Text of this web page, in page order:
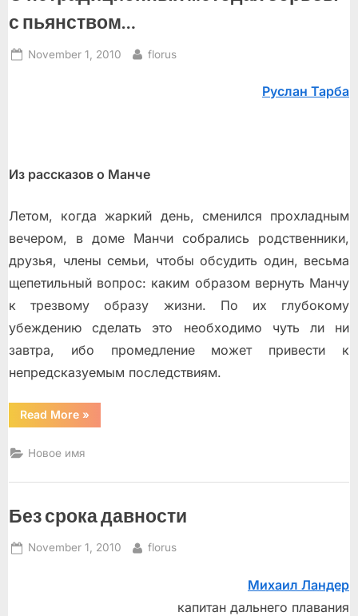
с пьянством…
Posted
November 1, 2010 By
florus
Руслан Тарба
Из рассказов о Манче
Летом, когда жаркий день, сменился прохладным
вечером, в доме Манчи собрались родственники,
друзья, члены семьи, чтобы обсудить один, весьма
щепетильный вопрос: каким образом вернуть Манчу
к трезвому образу жизни. По их глубокому
убеждению сделать это необходимо чуть ли ни
завтра, ибо промедление может привести к
непредсказуемым последствиям.
Read More“О
нетрадиционных
с
»
Новое имя
Без срока давности
Posted
November 1, 2010 By
florus
Михаил Ландер
капитан дальнего плавания